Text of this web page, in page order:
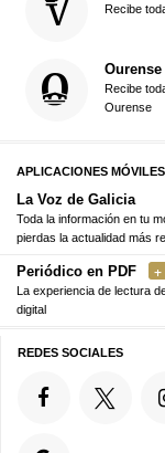
Recibe
Ourense
Recibe
Ourense
APLICACIONES MÓVILES
La Voz de Galicia
Toda la información en tu
pierdas la actualidad más
Periódico en PDF
La experiencia de lectura
digital
REDES SOCIALES